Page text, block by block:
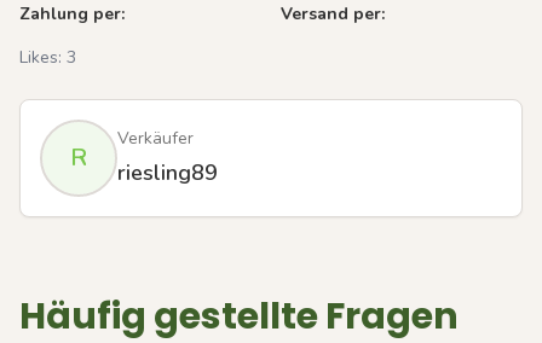
Zahlung per:
Versand per:
Likes: 3
R
Verkäufer
riesling89
Häufig gestellte Fragen